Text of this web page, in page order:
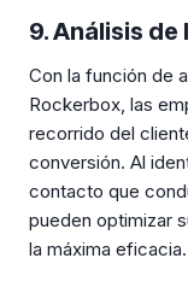
9. Análisis
Con la función de
Rockerbox, las
recorrido del
conversión. Al
contacto que
pueden optimizar
la máxima eficacia.